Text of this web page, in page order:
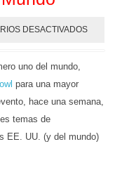
DESACTIVADOS
uno del mundo,
para una mayor
hace una semana,
temas de
EE. UU. (y del mundo)